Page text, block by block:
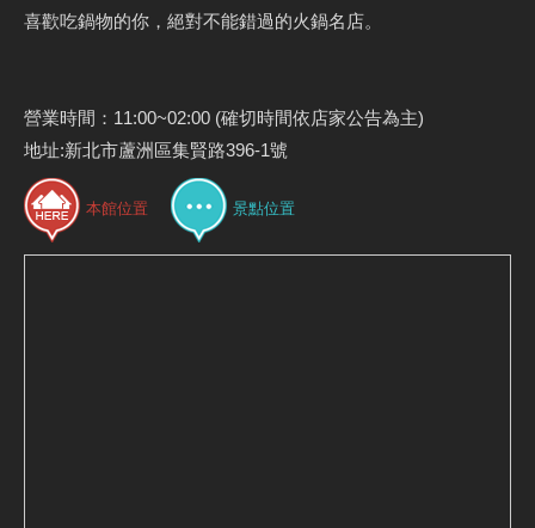
喜歡吃鍋物的你，絕對不能錯過的火鍋名店。
營業時間：11:00~02:00 (確切時間依店家公告為主)
地址:新北市蘆洲區集賢路396-1號
本館位置 景點位置